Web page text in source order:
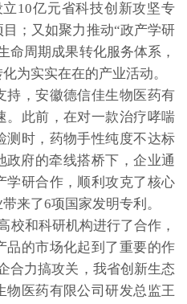
10亿元省科技创新攻坚专
；又如聚力推动“政产学研
命周期成果转化服务体系，
为实实在在的产业活动。
，安徽德信佳生物医药有
。此前，在对一款治疗哮喘
测时，药物手性纯度不达标
政府的牵线搭桥下，企业通
学研合作，顺利攻克了核心
来了6项国家发明专利。
和科研机构进行了合作，
品的市场化起到了重要的作
合力搞攻关，我省创新生态
物医药有限公司研发总监王